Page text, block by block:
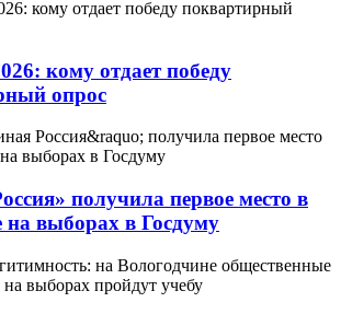
кому отдает победу
опрос
получила первое место в
на выборах в Госдуму